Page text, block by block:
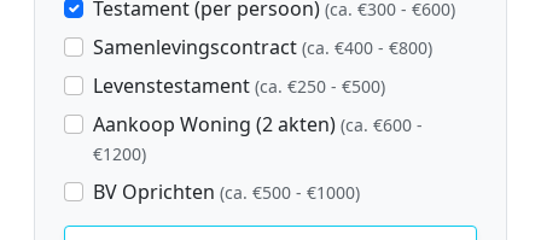
Testament (per persoon) (ca. €300 - €600)
Samenlevingscontract (ca. €400 - €800)
Levenstestament (ca. €250 - €500)
Aankoop Woning (2 akten) (ca. €600 -
€1200)
BV Oprichten (ca. €500 - €1000)